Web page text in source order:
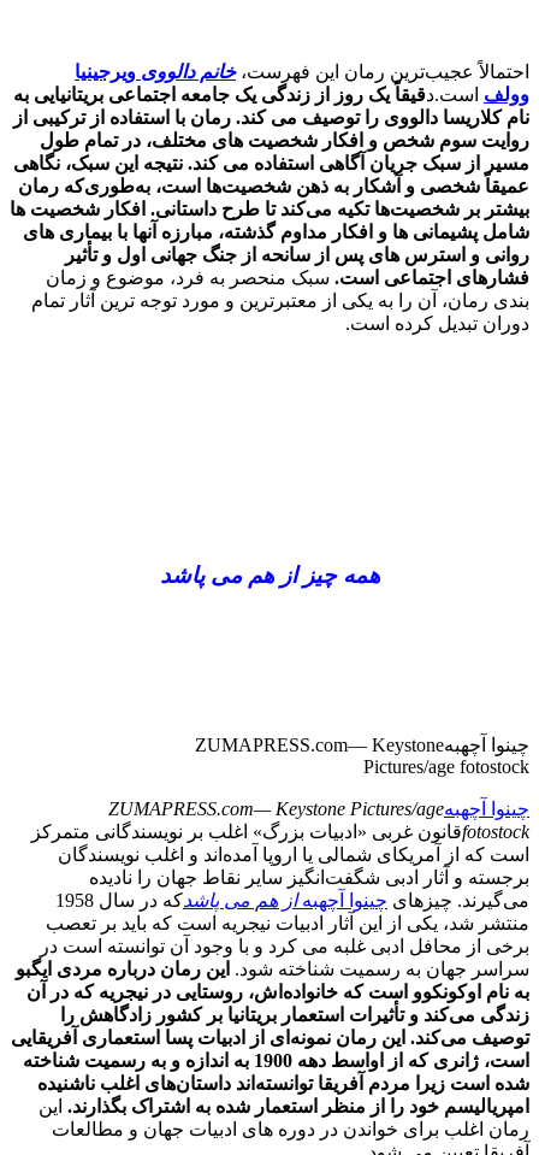
احتمالاً عجیب‌ترین رمان این فهرست،خانم دالووی ویرجینیا
وولف است.دقیقاً یک روز از زندگی یک جامعه اجتماعی بریتانیایی به
نام کلاریسا دالووی را توصیف می کند. رمان با استفاده از ترکیبی از
روایت سوم شخص و افکار شخصیت های مختلف، در تمام طول
مسیر از سبک جریان آگاهی استفاده می کند. نتیجه این سبک، نگاهی
عمیقاً شخصی و آشکار به ذهن شخصیت‌ها است، به‌طوری‌که رمان
بیشتر بر شخصیت‌ها تکیه می‌کند تا طرح داستانی. افکار شخصیت ها
شامل پشیمانی ها و افکار مداوم گذشته، مبارزه آنها با بیماری های
روانی و استرس های پس از سانحه از جنگ جهانی اول و تأثیر
فشارهای اجتماعی است. سبک منحصر به فرد، موضوع و زمان
بندی رمان، آن را به یکی از معتبرترین و مورد توجه ترین آثار تمام
دوران تبدیل کرده است.
همه چیز از هم می پاشد
چینوا آچهبهZUMAPRESS.com— Keystone
Pictures/age fotostock
چینوا آچهبهZUMAPRESS.com— Keystone Pictures/age
fotostockقانون غربی «ادبیات بزرگ» اغلب بر نویسندگانی متمرکز
است که از آمریکای شمالی یا اروپا آمده‌اند و اغلب نویسندگان
برجسته و آثار ادبی شگفت‌انگیز سایر نقاط جهان را نادیده
می‌گیرند. چیزهای چینوا آچهبهاز هم می پاشد
که در سال 1958
منتشر شد، یکی از این آثار ادبیات نیجریه است که باید بر تعصب
برخی از محافل ادبی غلبه می کرد و با وجود آن توانسته است در
سراسر جهان به رسمیت شناخته شود. این رمان درباره مردی ایگبو
به نام اوکونکوو است که خانواده‌اش، روستایی در نیجریه که در آن
زندگی می‌کند و تأثیرات استعمار بریتانیا بر کشور زادگاهش را
توصیف می‌کند. این رمان نمونه‌ای از ادبیات پسا استعماری آفریقایی
است، ژانری که از اواسط دهه 1900 به اندازه و به رسمیت شناخته
شده است زیرا مردم آفریقا توانسته‌اند داستان‌های اغلب ناشنیده
امپریالیسم خود را از منظر استعمار شده به اشتراک بگذارند. این
رمان اغلب برای خواندن در دوره های ادبیات جهان و مطالعات